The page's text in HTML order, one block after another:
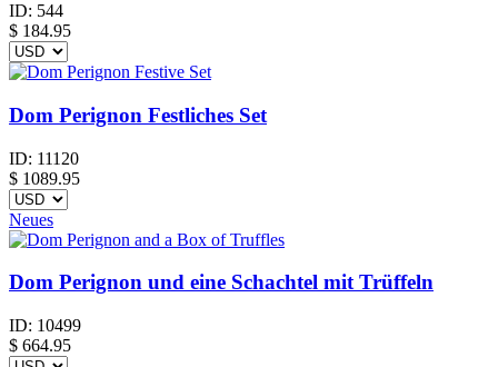
ID: 544
$ 184.95
Dom Perignon Festliches Set
ID: 11120
$ 1089.95
Neues
Dom Perignon und eine Schachtel mit Trüffeln
ID: 10499
$ 664.95